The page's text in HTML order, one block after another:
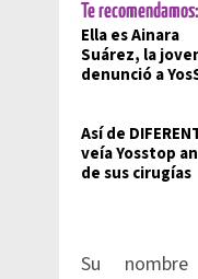
Te recomendamos:
Ella es Ainara
Suárez, la
denunció a
Así de
veía Yosstop
de sus cirugías
Su